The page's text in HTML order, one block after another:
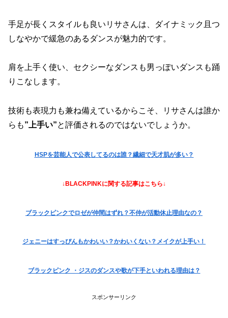
手足が長くスタイルも良いリサさんは、ダイナミック且つ
しなやかで緩急のあるダンスが魅力的です。
肩を上手く使い、セクシーなダンスも男っぽいダンスも踊
りこなします。
技術も表現力も兼ね備えているからこそ、リサさんは誰か
らも”上手い”と評価されるのではないでしょうか。
HSPを芸能人で公表してるのは誰？繊細で天才肌が多い？
↓BLACKPINKに関する記事はこちら↓
ブラックピンクでロゼが仲間はずれ？不仲が活動休止理由なの？
ジェニーはすっぴんもかわいい？かわいくない？メイクが上手い！
ブラックピンク ・ジスのダンスや歌が下手といわれる理由は？
スポンサーリンク